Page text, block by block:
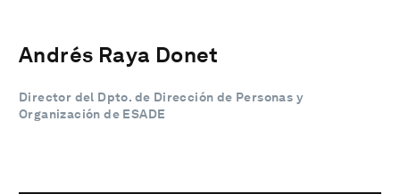
Andrés Raya Donet
Director del Dpto. de Dirección de Personas y
Organización de ESADE